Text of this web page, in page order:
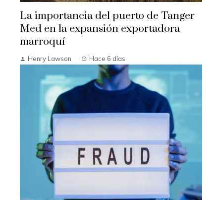
La importancia del puerto de Tanger
Med en la expansión exportadora
marroquí
Henry Lawson Hace 6 días